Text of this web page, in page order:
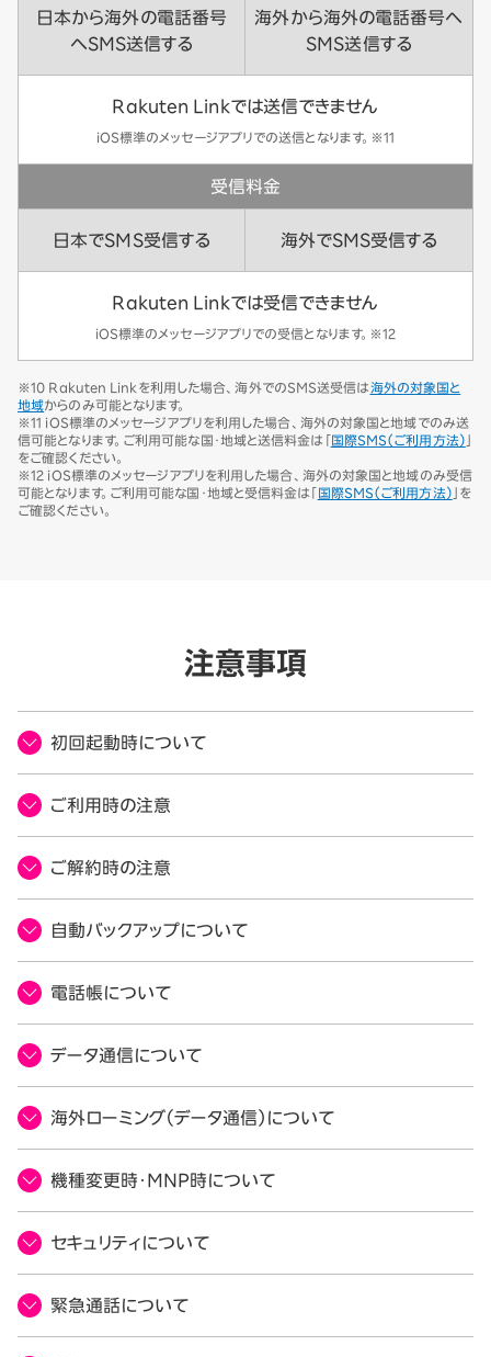
日本から海外の電話番号
へSMS送信する
海外から海外の電話番号へ
SMS送信する
Rakuten Linkでは送信できません
iOS標準のメッセージアプリでの送信となります。※11
受信料金
日本でSMS受信する 海外でSMS受信する
Rakuten Linkでは受信できません
iOS標準のメッセージアプリでの受信となります。※12
※10 Rakuten Linkを利用した場合、海外でのSMS送受信は海外の対象国と
地域からのみ可能となります。
※11 iOS標準のメッセージアプリを利用した場合、海外の対象国と地域でのみ送
信可能となります。ご利用可能な国・地域と送信料金は「国際SMS（ご利用方法）
をご確認ください。
※12 iOS標準のメッセージアプリを利用した場合、海外の対象国と地域のみ受信
可能となります。ご利用可能な国・地域と受信料金は「国際SMS（ご利用方法） 」を
ご確認ください。
注意事項
初回起動時について
ご利用時の注意
ご解約時の注意
自動バックアップについて
電話帳について
データ通信について
海外ローミング（データ通信）について
機種変更時・MNP時について
セキュリティについて
緊急通話について